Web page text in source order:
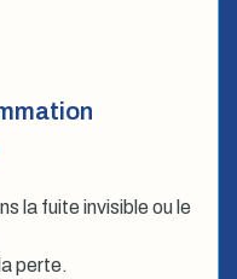
la fuite invisible ou le
perte.